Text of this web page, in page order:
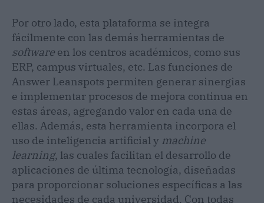
Por otro lado, esta plataforma se integra
fácilmente con las demás herramientas de
software en los centros académicos, como sus
ERP, campus virtuales, etc. Las funciones de
Answer Leanspots permiten generar sinergias
e implementar procesos de mejora continua en
estas áreas, agregando valor en cada una de
ellas. Además, esta herramienta incorpora el
uso de inteligencia artificial y machine
learning, las cuales facilitan el desarrollo de
aplicaciones de última tecnología, diseñadas
para proporcionar soluciones específicas a las
necesidades de cada universidad. Con todas